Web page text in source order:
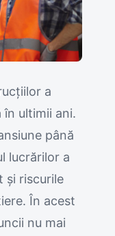
a
ultimii ani.
până
lucrărilor a
și riscurile
În acest
nu mai